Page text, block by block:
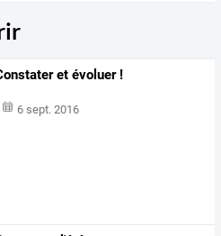
et évoluer !
6 sept. 2016